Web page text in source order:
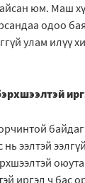
юм. Маш
одоо
улам илүү
ээлтэй
иргэд ч бас